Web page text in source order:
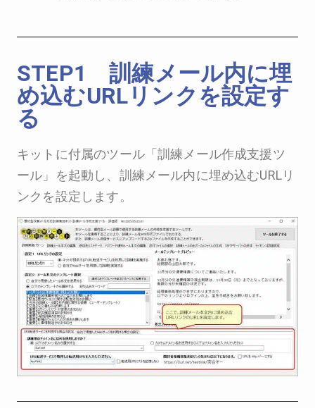
STEP1 訓練メール内に埋
め込むURLリンクを設定す
る
キットに付属のツール「訓練メール作成支援ツ
ール」を起動し、訓練メール内に埋め込むURLリ
ンクを設定します。